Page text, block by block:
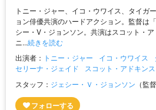
トニー・ジャー、イコ・ウワイス、タイガ
ョン俳優共演のハードアクション。監督は
シー・V・ジョンソン。共演はスコット・
ニ...続きを読む
出演者： トニー・ジャー イコ・ウワイス
セリーナ・ジェイド
スコット・アドキンス
スタッフ： ジェシー・Ｖ・ジョンソン （監